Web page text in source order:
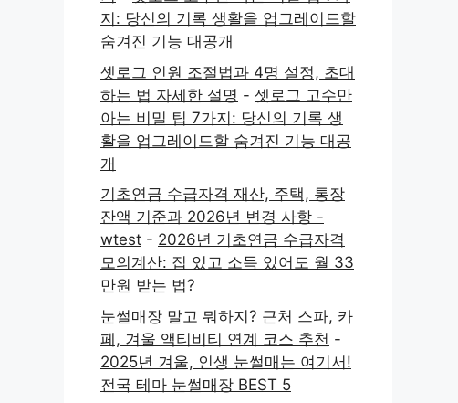
지: 당신의 기록 생활을 업그레이드할
숨겨진 기능 대공개
셋로그 인원 조절법과 4명 설정, 초대
하는 법 자세한 설명 - 셋로그 고수만
아는 비밀 팁 7가지: 당신의 기록 생
활을 업그레이드할 숨겨진 기능 대공
개
기초연금 수급자격 재산, 주택, 통장
잔액 기준과 2026년 변경 사항 -
wtest - 2026년 기초연금 수급자격
모의계산: 집 있고 소득 있어도 월 33
만원 받는 법?
눈썰매장 말고 뭐하지? 근처 스파, 카
페, 겨울 액티비티 연계 코스 추천 -
2025년 겨울, 인생 눈썰매는 여기서!
전국 테마 눈썰매장 BEST 5